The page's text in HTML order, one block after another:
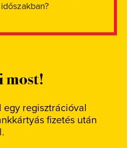
időszakban?
most!
egy regisztrációval
fizetés után